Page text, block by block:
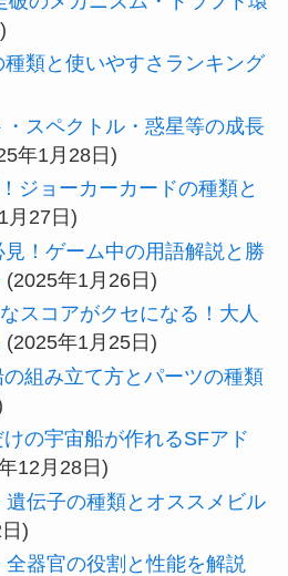
類と使いやすさランキング
スペクトル・惑星等の成長
年1月28日)
ジョーカーカードの種類と
月27日)
！ゲーム中の用語解説と勝
(2025年1月26日)
スコアがクセになる！大人
(2025年1月25日)
組み立て方とパーツの種類
の宇宙船が作れるSFアド
12月28日)
伝子の種類とオススメビル
)
器官の役割と性能を解説